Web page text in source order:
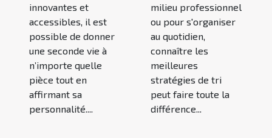
innovantes et
accessibles, il est
possible de donner
une seconde vie à
n’importe quelle
pièce tout en
affirmant sa
personnalité....
milieu professionnel
ou pour s'organiser
au quotidien,
connaître les
meilleures
stratégies de tri
peut faire toute la
différence...